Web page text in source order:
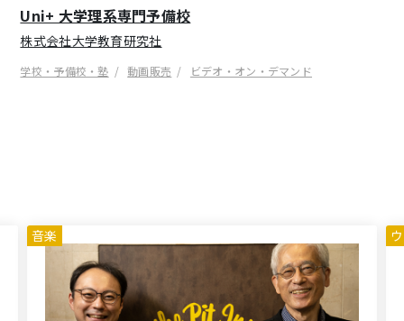
Uni+ 大学理系専門予備校
株式会社大学教育研究社
学校・予備校・塾 動画販売 ビデオ・オン・デマンド
音楽